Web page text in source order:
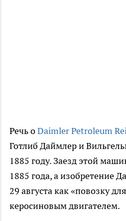
Речь оDaimler Petroleum
Готлиб Даймлер и
1885 году. Заезд этой
1885 года, а изобретение
29 августа как «повозку
керосиновым двигателем.